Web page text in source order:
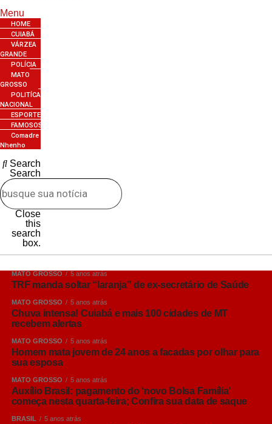
Menu
HOME
CUIABÁ
VÁRZEA
GRANDE
POLÍCIA
MATO
GROSSO
POLITÍCA
NACIONAL
ESPORTES
FAMOSOS
Comadre
Nhenho
Search
Search
Close
this
search
box.
MATO GROSSO 5 anos atrás
TRF manda soltar “laranja” de ex-secretário de Saúde
MATO GROSSO 5 anos atrás
Chuva intensa! Cuiabá e mais 100 cidades de MT
recebem alertas
MATO GROSSO 5 anos atrás
Homem mata jovem de 24 anos a facadas por olhar para
sua esposa
MATO GROSSO 5 anos atrás
Auxílio Brasil: pagamento do ‘novo Bolsa Família’
começa nesta quarta-feira; Confira sua data de saque
BRASIL 5 anos atrás